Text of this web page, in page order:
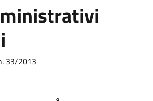
33/2013